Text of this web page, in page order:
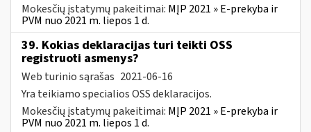
Mokesčių įstatymų pakeitimai: MĮP 2021 » E-prekyba ir
PVM nuo 2021 m. liepos 1 d.
39. Kokias deklaracijas turi teikti OSS
registruoti asmenys?
Web turinio sąrašas 2021-06-16
Yra teikiamo specialios OSS deklaracijos.
Mokesčių įstatymų pakeitimai: MĮP 2021 » E-prekyba ir
PVM nuo 2021 m. liepos 1 d.